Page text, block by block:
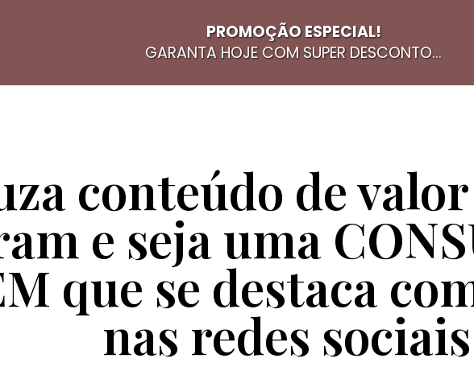
PROMOÇÃO ESPECIAL!
GARANTA HOJE COM SUPER DESCONTO...
conteúdo de
e seja uma
que se destaca
nas redes